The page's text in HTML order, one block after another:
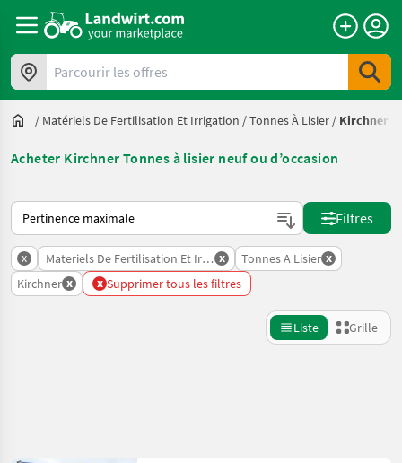
Parcourir les offres
/ Matériels De Fertilisation Et Irrigation /Tonnes À Lisier / Kirchner
Acheter Kirchner Tonnes à lisier neuf ou d’occasion
Voici comment les annonces sont triées sur Landwirt.com
Filtres
x Materiels De Fertilisation Et Irrigation
x Tonnes A Lisier x
Kirchner x x Supprimer tous les filtres
Liste Grille